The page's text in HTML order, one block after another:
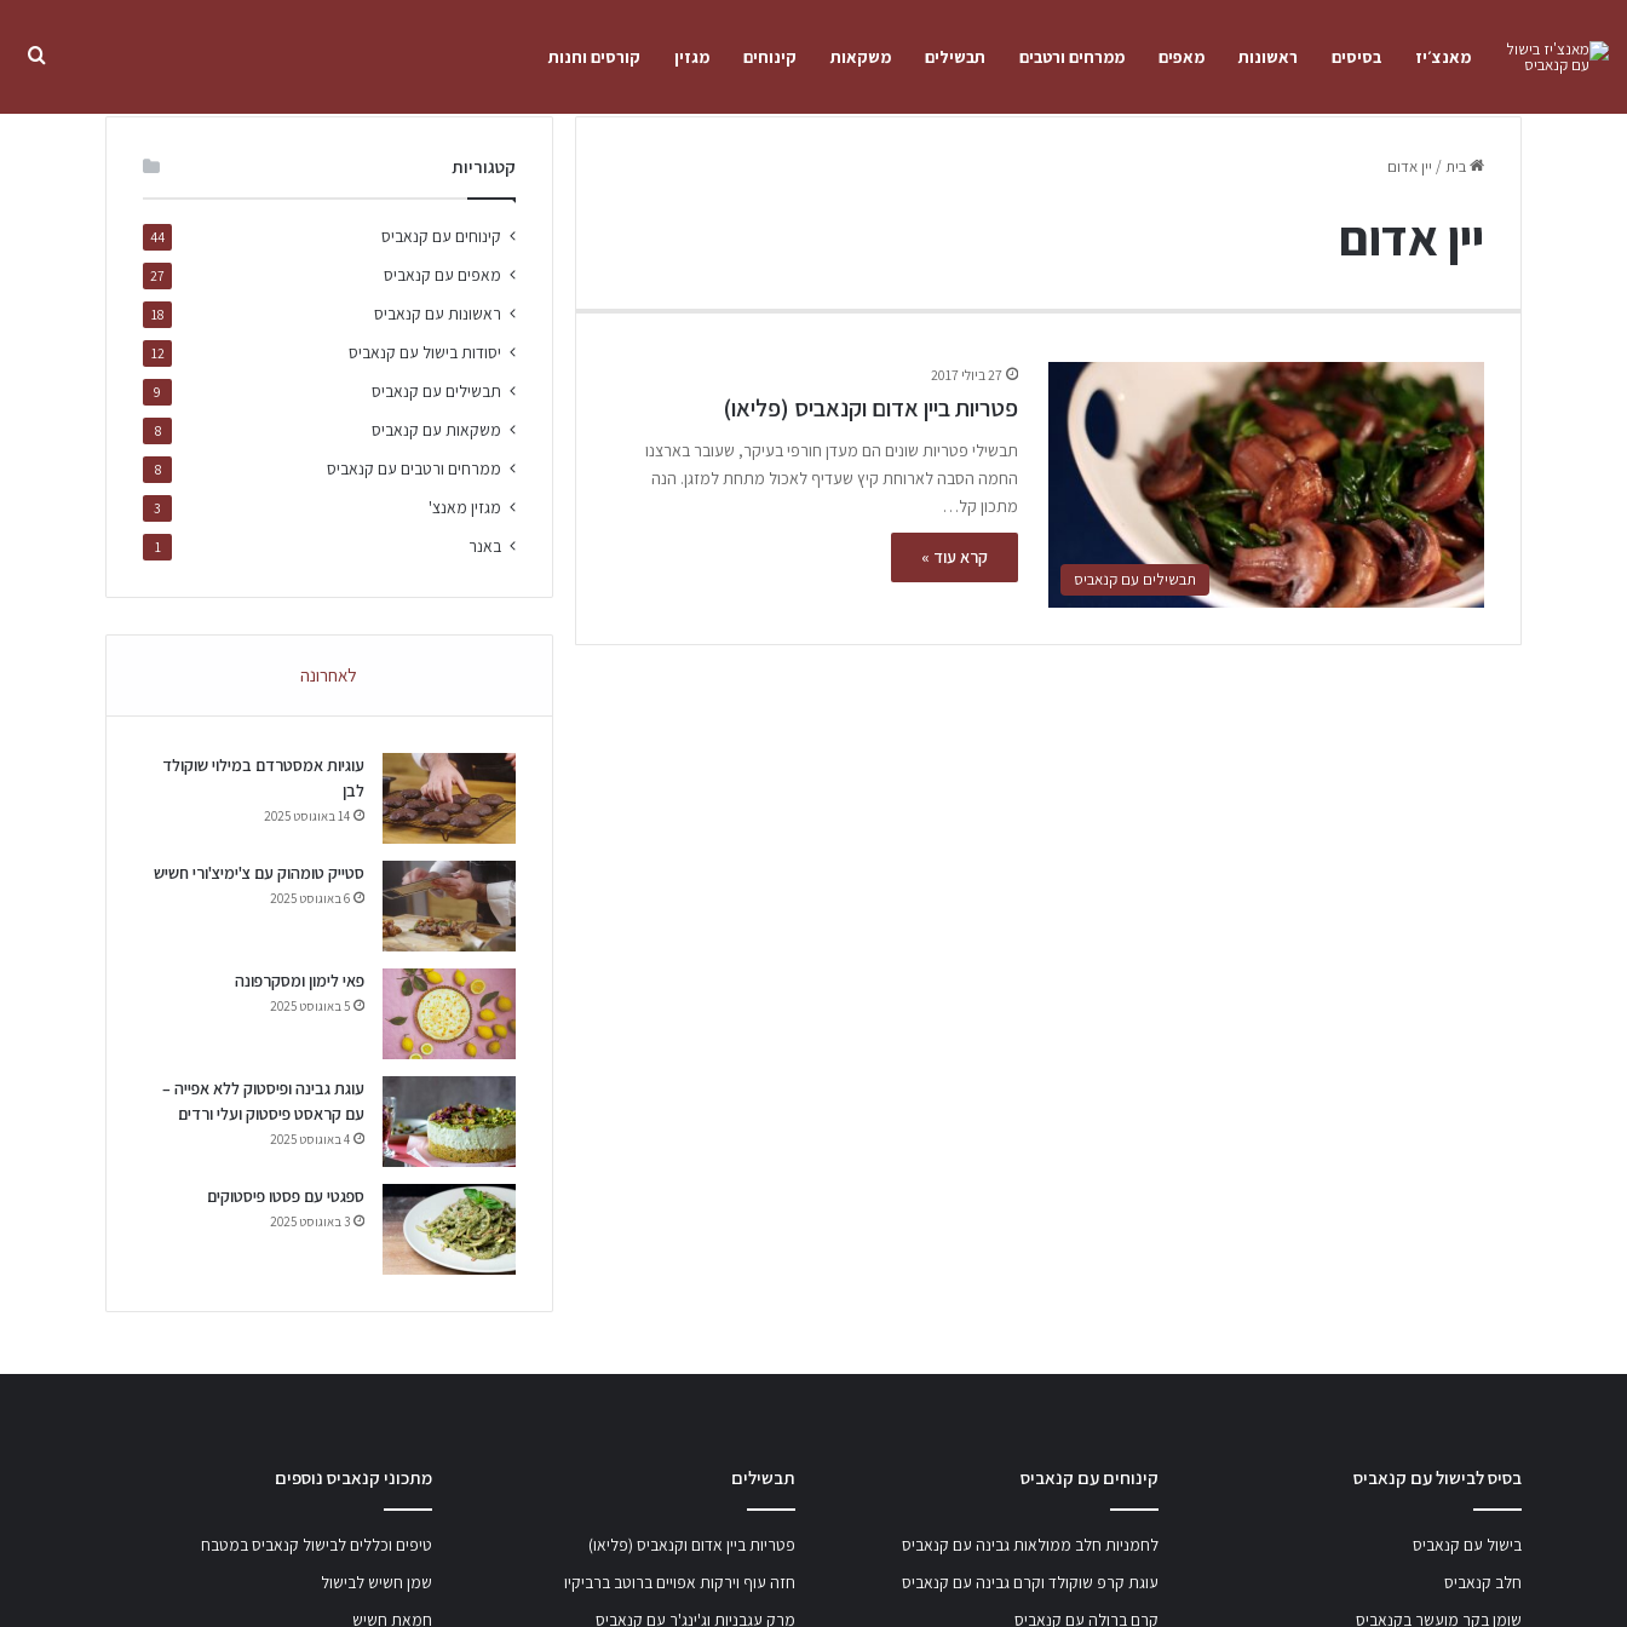
מאנצ׳יז בסיסים ראשונות מאפים ממרחים ורטבים תבשילים משקאות קינוחים מגזין קורסים וחנות
בית/ יין אדום
יין אדום
תבשילים עם קנאביס
27 ביולי 2017
פטריות ביין אדום וקנאביס (פליאו)
תבשילי פטריות שונים הם מעדן חורפי בעיקר, שעובר בארצנו
החמה הסבה לארוחת קיץ שעדיף לאכול מתחת למזגן. הנה
מתכון קל…
קרא עוד »
קטגוריות
קינוחים עם קנאביס 44
מאפים עם קנאביס 27
ראשונות עם קנאביס 18
יסודות בישול עם קנאביס 12
תבשילים עם קנאביס 9
משקאות עם קנאביס 8
ממרחים ורטבים עם קנאביס 8
מגזין מאנצ' 3
באנר 1
לאחרונה
עוגיות אמסטרדם במילוי שוקולד
לבן
14 באוגוסט 2025
סטייק טומהוק עם צ'ימיצ'ורי חשיש
6 באוגוסט 2025
פאי לימון ומסקרפונה
5 באוגוסט 2025
עוגת גבינה ופיסטוק ללא אפייה –
עם קראסט פיסטוק ועלי ורדים
4 באוגוסט 2025
ספגטי עם פסטו פיסטוקים
3 באוגוסט 2025
בסיס לבישול עם קנאביס
בישול עם קנאביס
חלב קנאביס
שומן בקר מועשר בקנאביס
קינוחים עם קנאביס
לחמניות חלב ממולאות גבינה עם קנאביס
עוגת קרפ שוקולד וקרם גבינה עם קנאביס
קרם ברולה עם קנאביס
תבשילים
פטריות ביין אדום וקנאביס (פליאו)
חזה עוף וירקות אפויים ברוטב ברביקיו
מרק עגבניות וג'ינג'ר עם קנאביס
מתכוני קנאביס נוספים
טיפים וכללים לבישול קנאביס במטבח
שמן חשיש לבישול
חמאת חשיש